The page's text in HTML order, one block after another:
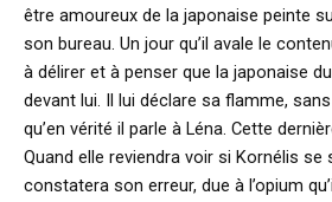
être amoureux de la japonaise peinte
son bureau. Un jour qu’il avale le
à délirer et à penser que la japonaise
devant lui. Il lui déclare sa flamme,
qu’en vérité il parle à Léna. Cette
Quand elle reviendra voir si Kornélis se
constatera son erreur, due à l’opium